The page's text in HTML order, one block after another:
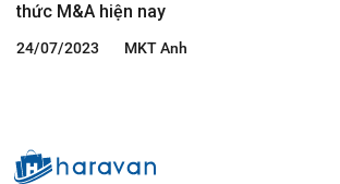
thức M&A hiện nay
24/07/2023 MKT Anh